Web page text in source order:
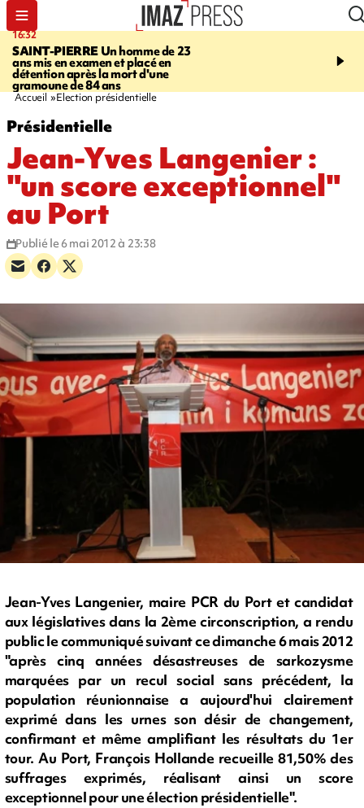
16:32
SAINT-PIERREUn homme de 23
ans mis en examen et placé en
détention après la mort d'une
gramoune de 84 ans
21:08
et Turquie scellent un
Accueil Election présidentielle
Présidentielle
Jean-Yves Langenier :
"un score exceptionnel"
au Port
Publié le 6 mai 2012 à 23:38
Jean-Yves Langenier, maire PCR du Port et candidat
aux législatives dans la 2ème circonscription, a rendu
public le communiqué suivant ce dimanche 6 mais 2012
"après cinq années désastreuses de sarkozysme
marquées par un recul social sans précédent, la
population réunionnaise a aujourd'hui clairement
exprimé dans les urnes son désir de changement,
confirmant et même amplifiant les résultats du 1er
tour. Au Port, François Hollande recueille 81,50% des
suffrages exprimés, réalisant ainsi un score
exceptionnel pour une élection présidentielle".